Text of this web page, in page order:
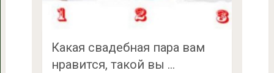
Какая свадебная пара вам
нравится, такой вы …